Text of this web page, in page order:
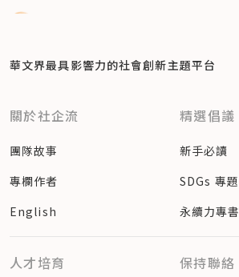
華文界最具影響力的社會創新主題平台
關於社企流
團隊故事
專欄作者
English
精選倡議
新手必讀
SDGs 專題
永續力專書
人才培育 保持聯絡